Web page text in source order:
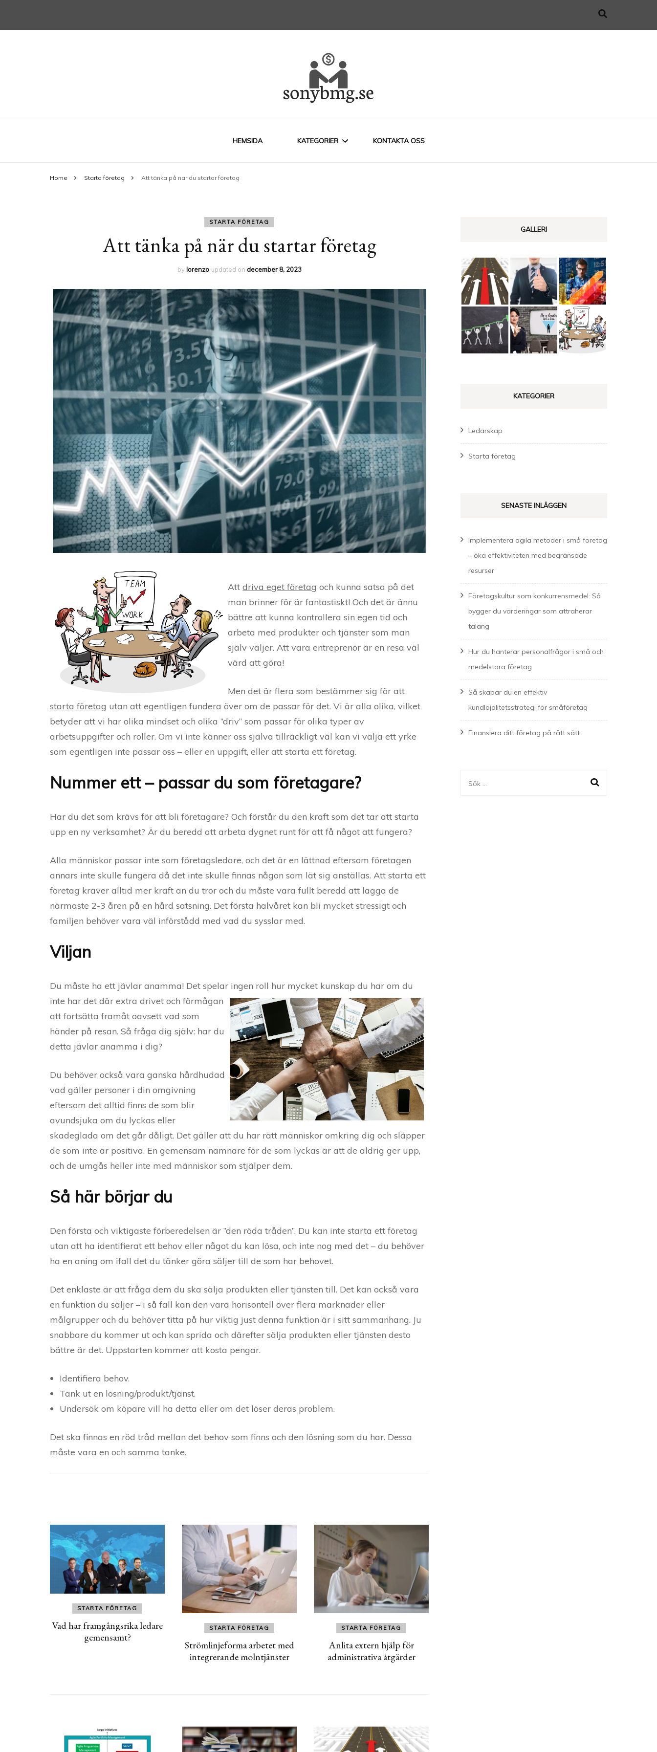
sonybmg.se HEMSIDA KATEGORIER KONTAKTA OSS
Home Starta företag Att tänka på när du startar företag
STARTA FÖRETAG
Att tänka på när du startar företag
by lorenzo updated on december 8, 2023
Attdriva eget företag och kunna satsa på det
man brinner för är fantastiskt! Och det är ännu
bättre att kunna kontrollera sin egen tid och
arbeta med produkter och tjänster som man
själv väljer. Att vara entreprenör är en resa väl
värd att göra!
Men det är flera som bestämmer sig för att
starta företag utan att egentligen fundera över om de passar för det. Vi är alla olika, vilket
betyder att vi har olika mindset och olika ”driv” som passar för olika typer av
arbetsuppgifter och roller. Om vi inte känner oss själva tillräckligt väl kan vi välja ett yrke
som egentligen inte passar oss – eller en uppgift, eller att starta ett företag.
Nummer ett – passar du som företagare?
Har du det som krävs för att bli företagare? Och förstår du den kraft som det tar att starta
upp en ny verksamhet? Är du beredd att arbeta dygnet runt för att få något att fungera?
Alla människor passar inte som företagsledare, och det är en lättnad eftersom företagen
annars inte skulle fungera då det inte skulle finnas någon som lät sig anställas. Att starta ett
företag kräver alltid mer kraft än du tror och du måste vara fullt beredd att lägga de
närmaste 2-3 åren på en hård satsning. Det första halvåret kan bli mycket stressigt och
familjen behöver vara väl införstådd med vad du sysslar med.
Viljan
Du måste ha ett jävlar anamma! Det spelar ingen roll hur mycket kunskap du har om du
inte har det där extra drivet och förmågan
att fortsätta framåt oavsett vad som
händer på resan. Så fråga dig själv: har du
detta jävlar anamma i dig?
Du behöver också vara ganska hårdhudad
vad gäller personer i din omgivning
eftersom det alltid finns de som blir
avundsjuka om du lyckas eller
skadeglada om det går dåligt. Det gäller att du har rätt människor omkring dig och släpper
de som inte är positiva. En gemensam nämnare för de som lyckas är att de aldrig ger upp,
och de umgås heller inte med människor som stjälper dem.
Så här börjar du
Den första och viktigaste förberedelsen är ”den röda tråden”. Du kan inte starta ett företag
utan att ha identifierat ett behov eller något du kan lösa, och inte nog med det – du behöver
ha en aning om ifall det du tänker göra säljer till de som har behovet.
Det enklaste är att fråga dem du ska sälja produkten eller tjänsten till. Det kan också vara
en funktion du säljer – i så fall kan den vara horisontell över flera marknader eller
målgrupper och du behöver titta på hur viktig just denna funktion är i sitt sammanhang. Ju
snabbare du kommer ut och kan sprida och därefter sälja produkten eller tjänsten desto
bättre är det. Uppstarten kommer att kosta pengar.
Identifiera behov.
Tänk ut en lösning/produkt/tjänst.
Undersök om köpare vill ha detta eller om det löser deras problem.
Det ska finnas en röd tråd mellan det behov som finns och den lösning som du har. Dessa
måste vara en och samma tanke.
STARTA FÖRETAG
Vad har framgångsrika ledare
gemensamt?
STARTA FÖRETAG
Strömlinjeforma arbetet med
integrerande molntjänster
STARTA FÖRETAG
Anlita extern hjälp för
administrativa åtgärder
GALLERI
KATEGORIER
Ledarskap
Starta företag
SENASTE INLÄGGEN
Implementera agila metoder i små företag
– öka effektiviteten med begränsade
resurser
Företagskultur som konkurrensmedel: Så
bygger du värderingar som attraherar
talang
Hur du hanterar personalfrågor i små och
medelstora företag
Så skapar du en effektiv
kundlojalitetsstrategi för småföretag
Finansiera ditt företag på rätt sätt
Sök